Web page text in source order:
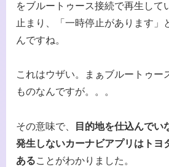
をブルートゥース接続で再生して
止まり、「一時停止があります」
んですね。
これはウザい。まぁブルートゥー
ものなんですが。。。
その意味で、
目的地を仕込んでい
発生しないカーナビアプリはトヨ
あることがわかりました。